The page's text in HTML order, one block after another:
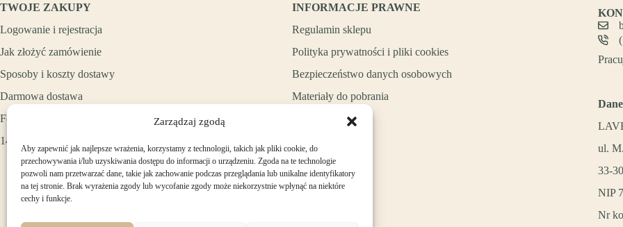
Zarządzaj zgodą
Aby zapewnić jak najlepsze wrażenia, korzystamy z technologii, takich jak pliki cookie, do
przechowywania i/lub uzyskiwania dostępu do informacji o urządzeniu. Zgoda na te technologie
pozwoli nam przetwarzać dane, takie jak zachowanie podczas przeglądania lub unikalne identyfikatory
na tej stronie. Brak wyrażenia zgody lub wycofanie zgody może niekorzystnie wpłynąć na niektóre
cechy i funkcje.
TWOJE ZAKUPY
Logowanie i rejestracja
Jak złożyć zamówienie
Sposoby i koszty dostawy
Darmowa dostawa
Formy płatności
14 dni na zwrot zakupów
INFORMACJE PRAWNE
Regulamin sklepu
Polityka prywatności i pliki cookies
Bezpieczeństwo danych osobowych
Materiały do pobrania
ul.
33-
NIP
Nr